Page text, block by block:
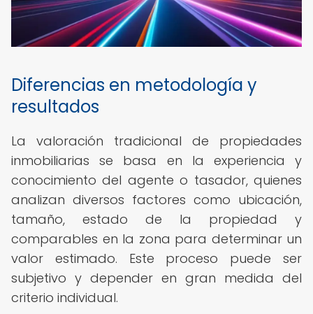
Diferencias en metodología y
resultados
La valoración tradicional de propiedades
inmobiliarias se basa en la experiencia y
conocimiento del agente o tasador, quienes
analizan diversos factores como ubicación,
tamaño, estado de la propiedad y
comparables en la zona para determinar un
valor estimado. Este proceso puede ser
subjetivo y depender en gran medida del
criterio individual.